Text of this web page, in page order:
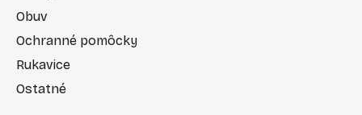
Obuv
Ochranné pomôcky
Rukavice
Ostatné